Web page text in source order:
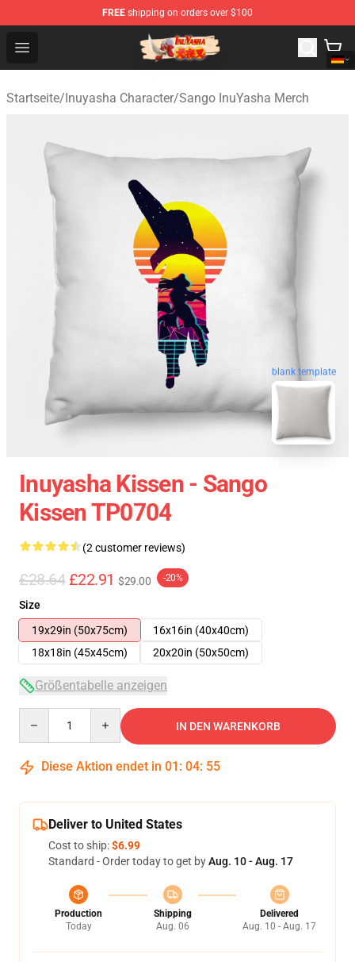
FREE shipping on orders over $100
Open menu
Inuyasha Store - Official Inuyasha Merchandise Shop
Startseite/Inuyasha Character/Sango InuYasha Merch
blank template
Inuyasha Kissen - Sango
Kissen TP0704
(2 customer reviews)
£28.64 £22.91 $29.00 -20%
Size
19x29in (50x75cm)
16x16in (40x40cm)
18x18in (45x45cm)
20x20in (50x50cm)
Größentabelle anzeigen
IN DEN WARENKORB
Diese Aktion endet in 01 : 04: 55
Deliver to United States
Cost to ship:$6.99
Standard - Order today to get byAug. 10 - Aug. 17
Production
Today
Shipping
Aug. 06
Delivered
Aug. 10 - Aug. 17